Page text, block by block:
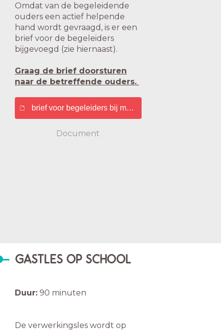
Omdat van de begeleidende
ouders een actief helpende
hand wordt gevraagd, is er een
brief voor de begeleiders
bijgevoegd (zie hiernaast).
Graag de brief doorsturen
naar de betreffende ouders.
brief voor begeleiders bij museumbezoek Misschien
Document
GASTLES OP SCHOOL
Duur: 90 minuten
De verwerkingsles wordt op